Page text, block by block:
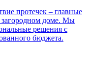
протечек – главные
загородном доме. Мы
решения с
бюджета.